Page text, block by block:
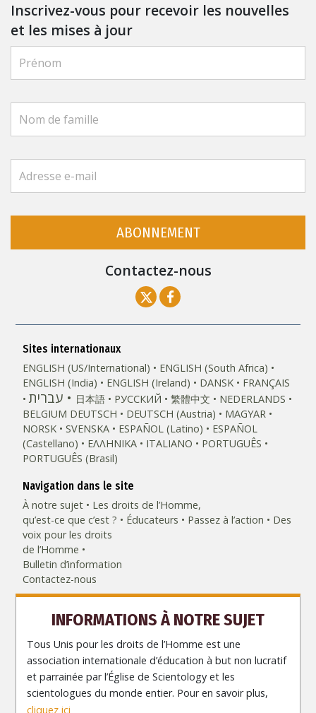
Inscrivez-vous pour recevoir les nouvelles
et les mises à jour
ABONNEMENT
Contactez-nous
Sites internationaux
ENGLISH (US/International)
ENGLISH (South Africa)
ENGLISH (India)
ENGLISH (Ireland) DANSK FRANÇAIS
עברית 日本語 РУССКИЙ 繁體中文
NEDERLANDS
BELGIUM DEUTSCH DEUTSCH (Austria)
MAGYAR
NORSK
SVENSKA ESPAÑOL (Latino)
ESPAÑOL
(Castellano)
ΕΛΛΗΝΙΚA ITALIANO
PORTUGUÊS
PORTUGUÊS (Brasil)‎
Navigation dans le site
À notre sujet
Les droits de l’Homme,
qu’est-ce que c’est ?
Éducateurs Passez à l’action
Des
voix pour les droits
de l’Homme
Bulletin d’information
Contactez-nous
INFORMATIONS À NOTRE SUJET
Tous Unis pour les droits de l’Homme est une
association internationale d’éducation à but non lucratif
et parrainée par l’Église de Scientology et les
scientologues du monde entier. Pour en savoir plus,
cliquez ici